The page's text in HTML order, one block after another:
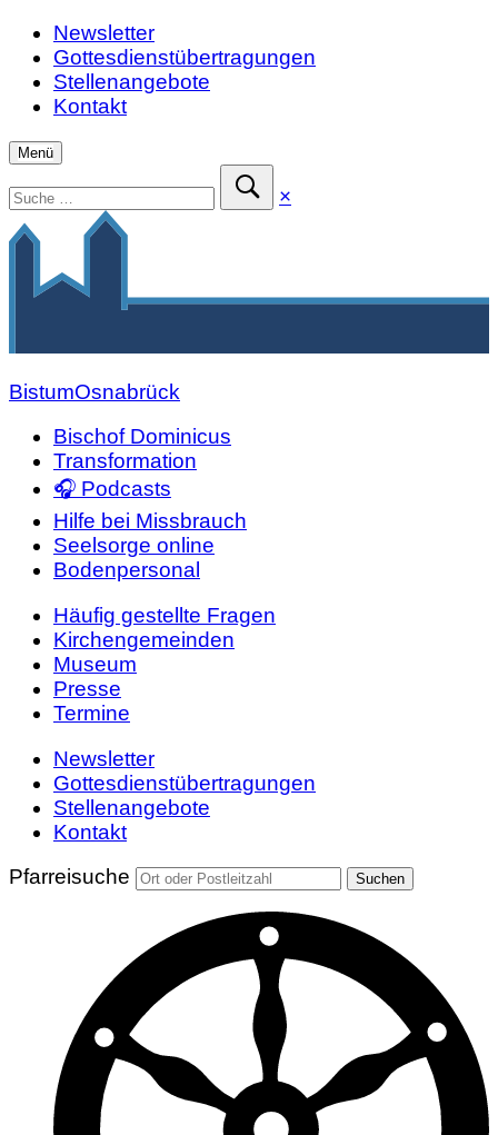
Zum
Inhalt
springen
Newsletter
Gottesdienstübertragungen
Stellenangebote
Kontakt
Menü
nach:
Suche
schließen
×
BistumOsnabrück
Bischof Dominicus
Transformation
🎧 Podcasts
Hilfe bei Missbrauch
Seelsorge online
Bodenpersonal
Häufig gestellte Fragen
Kirchengemeinden
Museum
Presse
Termine
Newsletter
Gottesdienstübertragungen
Stellenangebote
Kontakt
Pfarreisuche
Suchen